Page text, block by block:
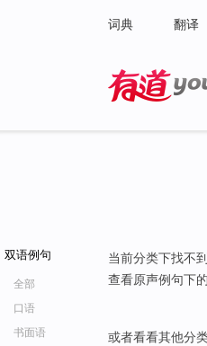
词典 翻译
双语例句
全部
口语
书面语
当前分类下找不
查看原声例句下的
或者看看其他分类